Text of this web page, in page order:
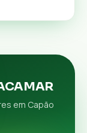
em Capão